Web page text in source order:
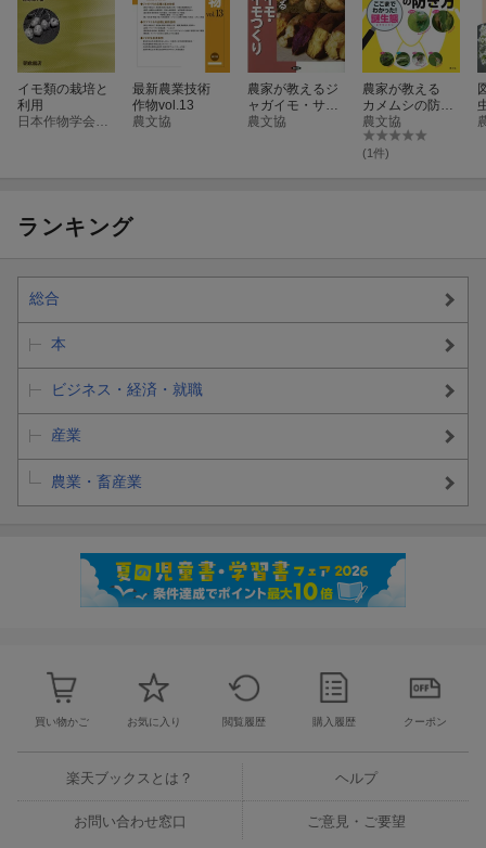
イモ類の栽培と
利用
最新農業技術
作物vol.13
農文協
農家が教えるジ
ャガイモ・サツ
マイモつくり
農文協
農家が教える
カメムシの防ぎ
方
農文協
(1件)
ランキング
総合
本
ビジネス・経済・就職
産業
農業・畜産業
買い物かご お気に入り 閲覧履歴 購入履歴 クーポン
楽天ブックスとは？ ヘルプ
お問い合わせ窓口 ご意見・ご要望